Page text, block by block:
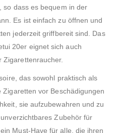
so dass es bequem in der
Es ist einfach zu öffnen und
jederzeit griffbereit sind. Das
20er eignet sich auch
Zigarettenraucher.
das sowohl praktisch als
vor Beschädigungen
sie aufzubewahren und zu
Zubehör für
Must-Have für alle, die ihren